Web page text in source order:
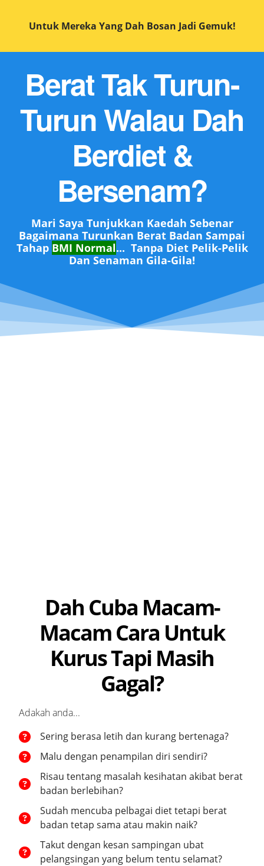
Untuk Mereka Yang Dah Bosan Jadi Gemuk!
Berat Tak Turun-
Turun Walau Dah
Berdiet &
Bersenam?
Mari Saya Tunjukkan Kaedah Sebenar
Bagaimana Turunkan Berat Badan Sampai
Tahap BMI Normal... Tanpa Diet Pelik-Pelik
Dan Senaman Gila-Gila!
Dah Cuba Macam-
Macam Cara Untuk
Kurus Tapi Masih
Gagal?
Adakah anda...
Sering berasa letih dan kurang bertenaga?
Malu dengan penampilan diri sendiri?
Risau tentang masalah kesihatan akibat berat
badan berlebihan?
Sudah mencuba pelbagai diet tetapi berat
badan tetap sama atau makin naik?
Takut dengan kesan sampingan ubat
pelangsingan yang belum tentu selamat?